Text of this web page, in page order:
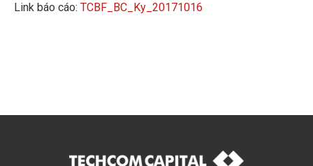
Link báo cáo: TCBF_BC_Ky_20171016